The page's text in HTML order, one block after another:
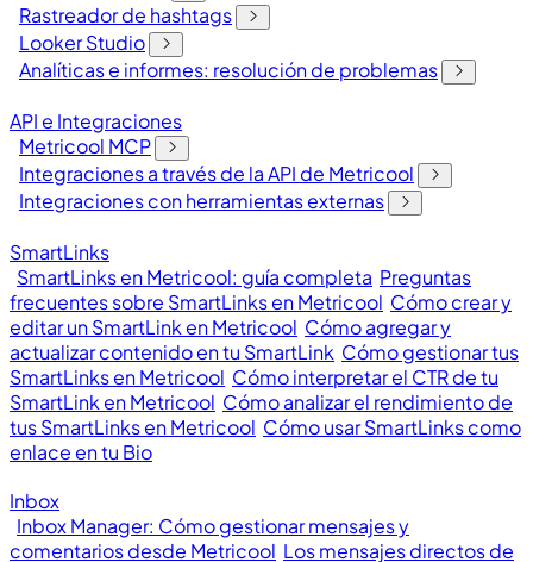
Rastreador de hashtags
Looker Studio
Analíticas e informes: resolución de problemas
API e Integraciones
Metricool MCP
Integraciones a través de la API de Metricool
Integraciones con herramientas externas
SmartLinks
SmartLinks en Metricool: guía completa Preguntas
frecuentes sobre SmartLinks en Metricool Cómo crear y
editar un SmartLink en Metricool Cómo agregar y
actualizar contenido en tu SmartLink Cómo gestionar tus
SmartLinks en Metricool Cómo interpretar el CTR de tu
SmartLink en Metricool Cómo analizar el rendimiento de
tus SmartLinks en Metricool Cómo usar SmartLinks como
enlace en tu Bio
Inbox
Inbox Manager: Cómo gestionar mensajes y
comentarios desde Metricool Los mensajes directos de